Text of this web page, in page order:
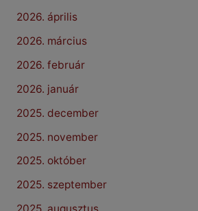
2026. április
2026. március
2026. február
2026. január
2025. december
2025. november
2025. október
2025. szeptember